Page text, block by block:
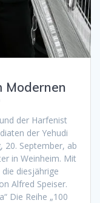
Modernen
der Harfenist
der Yehudi
20. September, ab
in Weinheim. Mit
diesjährige
Alfred Speiser.
Die Reihe „100